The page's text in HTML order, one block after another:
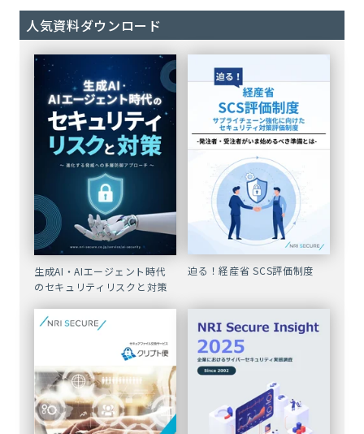
人気資料ダウンロード
生成AI・AIエージェント時代
のセキュリティリスクと対策
迫る！経産省 SCS評価制度